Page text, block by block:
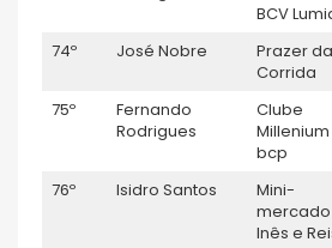
BCV
74º José Nobre
Prazer da
Corrida
75º
Fernando
Rodrigues
Clube
Millenium
bcp
76º Isidro Santos
Mini-
mercado
Inês e